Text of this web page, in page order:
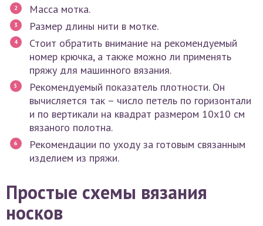
Масса мотка.
Размер длины нити в мотке.
Стоит обратить внимание на рекомендуемый
номер крючка, а также можно ли применять
пряжу для машинного вязания.
Рекомендуемый показатель плотности. Он
вычисляется так – число петель по горизонтали
и по вертикали на квадрат размером 10х10 см
вязаного полотна.
Рекомендации по уходу за готовым связанным
изделием из пряжи.
Простые схемы вязания
носков